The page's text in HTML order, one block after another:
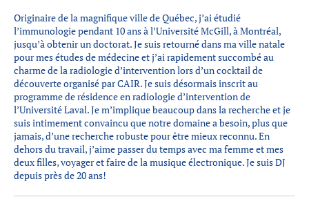
Originaire de la magnifique ville de Québec, j’ai étudié
l’immunologie pendant 10 ans à l’Université McGill, à Montréal,
jusqu’à obtenir un doctorat. Je suis retourné dans ma ville natale
pour mes études de médecine et j’ai rapidement succombé au
charme de la radiologie d’intervention lors d’un cocktail de
découverte organisé par CAIR. Je suis désormais inscrit au
programme de résidence en radiologie d’intervention de
l’Université Laval. Je m’implique beaucoup dans la recherche et je
suis intimement convaincu que notre domaine a besoin, plus que
jamais, d’une recherche robuste pour être mieux reconnu. En
dehors du travail, j’aime passer du temps avec ma femme et mes
deux filles, voyager et faire de la musique électronique. Je suis DJ
depuis près de 20 ans!